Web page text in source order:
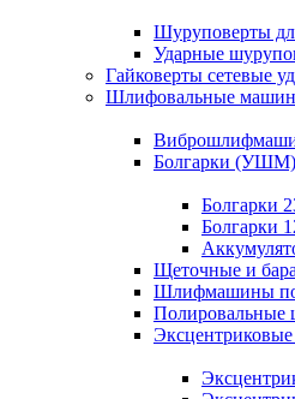
Шуруповерты
Ударные
Гайковерты сетевые
Шлифовальные
Болгарки (УШМ)
Болгарки
Болгарки
Щеточные и
Шлифмашины по